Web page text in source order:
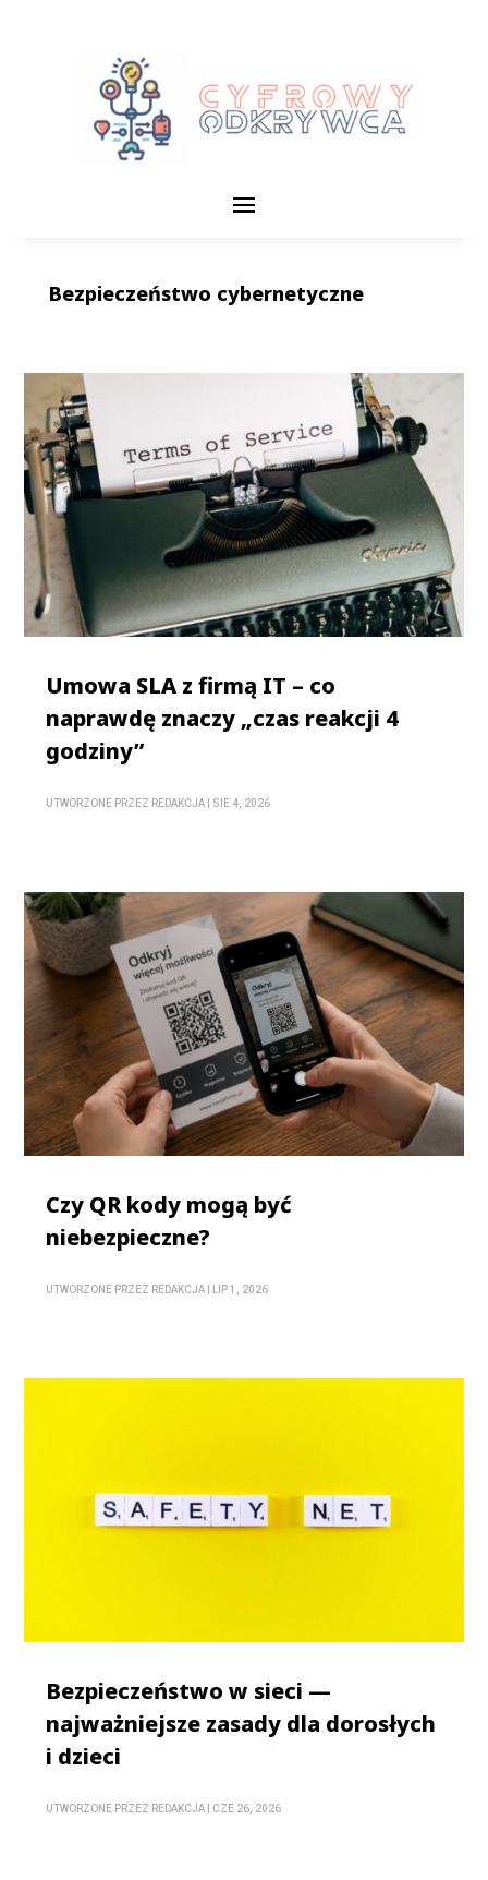
Bezpieczeństwo cybernetyczne
Umowa SLA z firmą IT – co
naprawdę znaczy „czas reakcji 4
godziny”
UTWORZONE PRZEZ REDAKCJA SIE 4, 2026
Czy QR kody mogą być
niebezpieczne?
UTWORZONE PRZEZ REDAKCJA LIP 1, 2026
Bezpieczeństwo w sieci —
najważniejsze zasady dla dorosłych
i dzieci
UTWORZONE PRZEZ REDAKCJA CZE 26, 2026